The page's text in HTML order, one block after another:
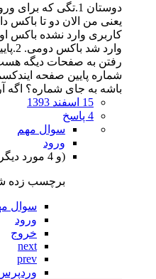
دوستان 1.تگی که
یعنی من الان دو تا باکس
کاربری وارد نشده باکس
رفتن به صفحات دیگه
شماره پایین صفحه
باشه به جای شماره؟ اگه
15 اسفند 1393
4 پاسخ
سوال مهم
ورود
(و 4 مورد دیگر)
برچسب زده
سوال
ورود
خروج
next
prev